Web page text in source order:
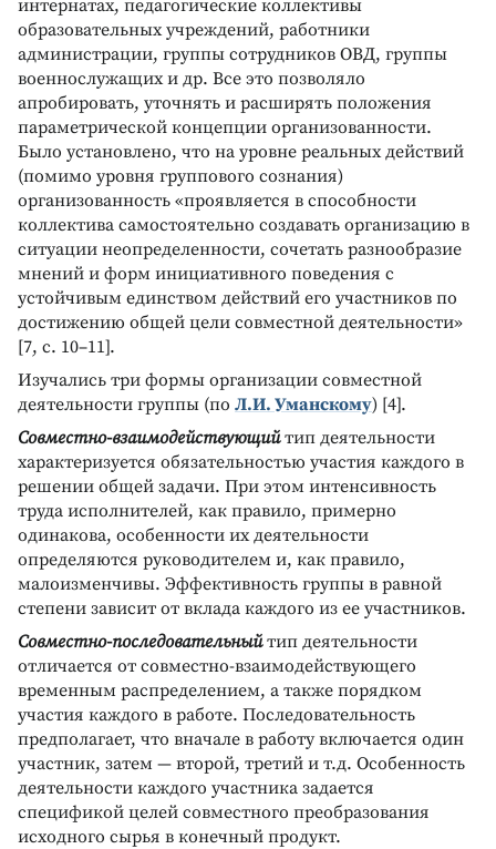
интернатах, педагогические коллективы
образовательных учреждений, работники
администрации, группы сотрудников ОВД, группы
военнослужащих и др. Все это позволяло
апробировать, уточнять и расширять положения
параметрической концепции организованности.
Было установлено, что на уровне реальных действий
(помимо уровня группового сознания)
организованность «проявляется в способности
коллектива самостоятельно создавать организацию в
ситуации неопределенности, сочетать разнообразие
мнений и форм инициативного поведения с
устойчивым единством действий его участников по
достижению общей цели совместной деятельности»
[7, с. 10–11].
Изучались три формы организации совместной
деятельности группы (по Л.И. Уманскому) [4].
Совместно-взаимодействующийтип деятельности
характеризуется обязательностью участия каждого в
решении общей задачи. При этом интенсивность
труда исполнителей, как правило, примерно
одинакова, особенности их деятельности
определяются руководителем и, как правило,
малоизменчивы. Эффективность группы в равной
степени зависит от вклада каждого из ее участников.
Совместно-последовательныйтип деятельности
отличается от совместно-взаимодействующего
временным распределением, а также порядком
участия каждого в работе. Последовательность
предполагает, что вначале в работу включается один
участник, затем — второй, третий и т.д. Особенность
деятельности каждого участника задается
спецификой целей совместного преобразования
исходного сырья в конечный продукт.